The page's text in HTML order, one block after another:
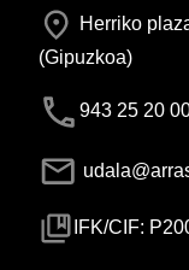
Herriko
(Gipuzkoa)
943 25 20
IFK/CIF: